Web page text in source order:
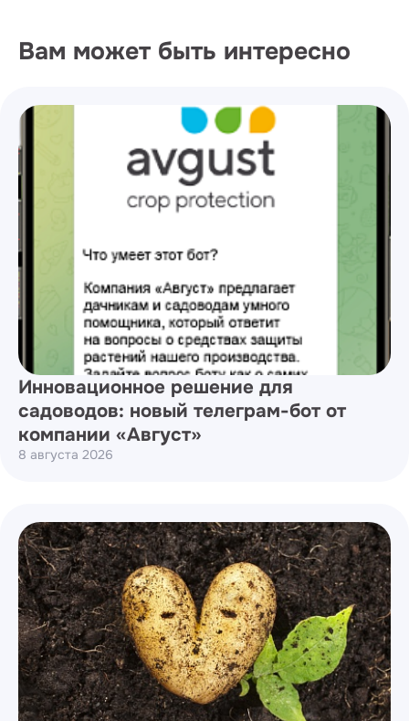
Вам может быть интересно
Инновационное решение для
садоводов: новый телеграм-бот от
компании «Август»
8 августа 2026